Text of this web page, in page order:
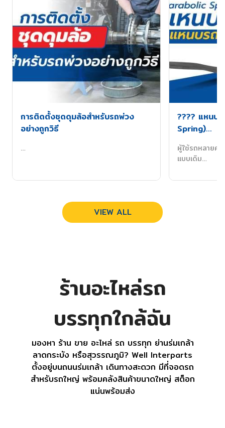
การติดตั้งชุดดุมล้อสำหรับรถพ่วง
อย่างถูกวิธี
…
???? แหนบ
Spring)…
ผู้ใช้รถหลายค
แบบเดิม…
VIEW ALL
ร้านอะไหล่รถ
บรรทุกใกล้ฉัน
มองหา ร้าน ขาย อะไหล่ รถ บรรทุก ย่านร่มเกล้า
ลาดกระบัง หรือสุวรรณภูมิ? Well Interparts
ตั้งอยู่บนถนนร่มเกล้า เดินทางสะดวก มีที่จอดรถ
สำหรับรถใหญ่ พร้อมคลังสินค้าขนาดใหญ่ สต็อก
แน่นพร้อมส่ง